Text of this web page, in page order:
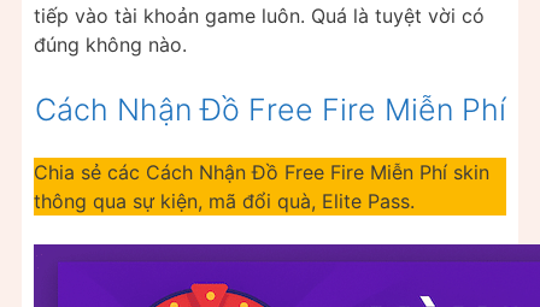
tiếp vào tài khoản game luôn. Quá là tuyệt vời có
đúng không nào.
Cách Nhận Đồ Free Fire Miễn Phí
Chia sẻ các Cách Nhận Đồ Free Fire Miễn Phí skin
thông qua sự kiện, mã đổi quà, Elite Pass.